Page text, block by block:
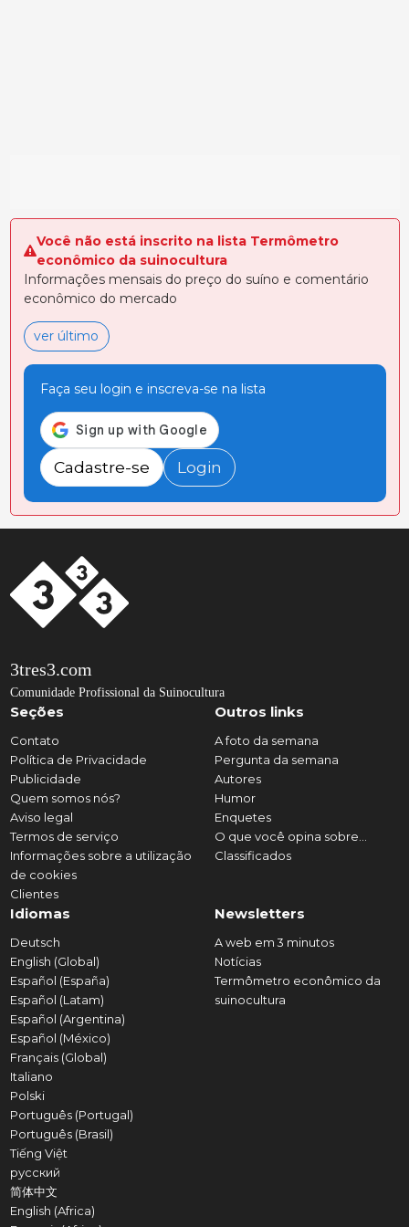
Você não está inscrito na lista Termômetro
econômico da suinocultura
Informações mensais do preço do suíno e comentário
econômico do mercado
ver último
Faça seu login e inscreva-se na lista
Cadastre-se Login
3tres3.com
Comunidade Profissional da Suinocultura
Seções
Contato
Política de Privacidade
Publicidade
Quem somos nós?
Aviso legal
Termos de serviço
Informações sobre a utilização
de cookies
Clientes
Outros links
A foto da semana
Pergunta da semana
Autores
Humor
Enquetes
O que você opina sobre...
Classificados
Idiomas
Deutsch
English (Global)
Español (España)
Español (Latam)
Español (Argentina)
Español (México)
Français (Global)
Italiano
Polski
Português (Portugal)
Português (Brasil)
Tiếng Việt
русский
简体中文
English (Africa)
Newsletters
A web em 3 minutos
Notícias
Termômetro econômico da
suinocultura